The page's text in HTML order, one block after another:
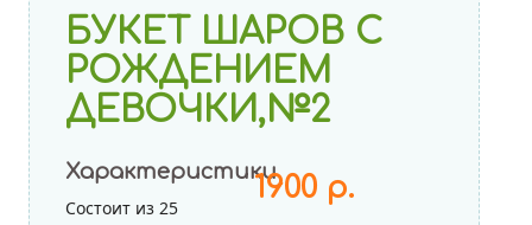
Пастель Ассорти
Декоратор Ассорти
Фольгированные шары
БУКЕТ ШАРОВ С
РОЖДЕНИЕМ
ДЕВОЧКИ,№2
Характеристики
Состоит из 25
1900 р.